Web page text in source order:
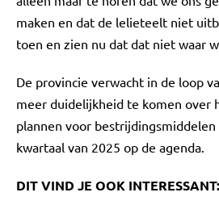
maken en dat de lelieteelt niet
toen en zien nu dat dat niet waar
De provincie verwacht in de loop
meer duidelijkheid te komen over
plannen voor
kwartaal van 2025 op de agenda.
DIT VIND JE OOK INTERESSANT: